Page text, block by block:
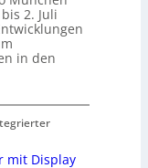
2. Juli
in den
mit Display